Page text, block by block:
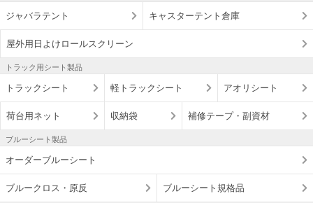
ジャバラテント キャスターテント倉庫
屋外用日よけロールスクリーン
トラック用シート製品
トラックシート 軽トラックシート アオリシート
荷台用ネット 収納袋 補修テープ・副資材
ブルーシート製品
オーダーブルーシート
ブルークロス・原反 ブルーシート規格品